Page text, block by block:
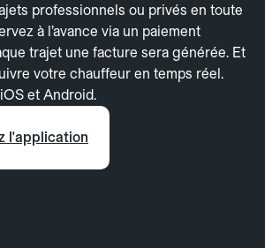
professionnels ou privés en toute
à l’avance via un paiement
trajet une facture sera générée. Et
votre chauffeur en temps réel.
et Android.
l'application